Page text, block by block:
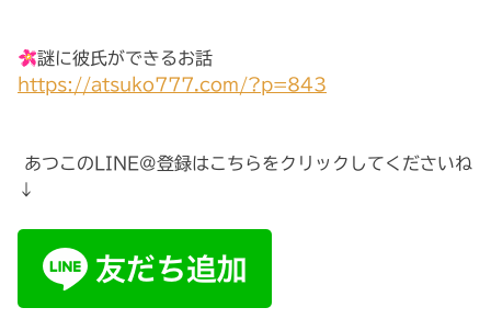
謎に彼氏ができるお話
https://atsuko777.com/?p=843
あつこのLINE@登録はこちらをクリックしてくださいね
↓